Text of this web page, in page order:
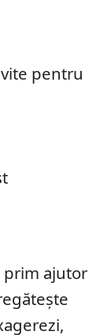
pentru
prim ajutor